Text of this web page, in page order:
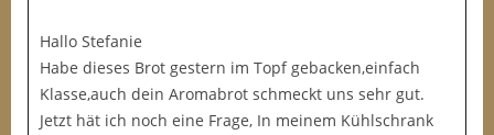
Hallo Stefanie
Habe dieses Brot gestern im Topf gebacken,einfach
Klasse,auch dein Aromabrot schmeckt uns sehr gut.
Jetzt hät ich noch eine Frage, In meinem Kühlschrank